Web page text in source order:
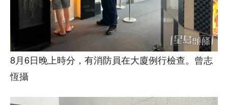
8月6日晚上時分，有消防員在大廈例行檢查。曾志
恆攝